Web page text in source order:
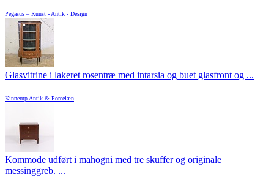
Pegasus – Kunst - Antik - Design
Glasvitrine i lakeret rosentræ med intarsia og buet glasfront og ...
Kinnerup Antik & Porcelæn
Kommode udført i mahogni med tre skuffer og originale
messinggreb. ...